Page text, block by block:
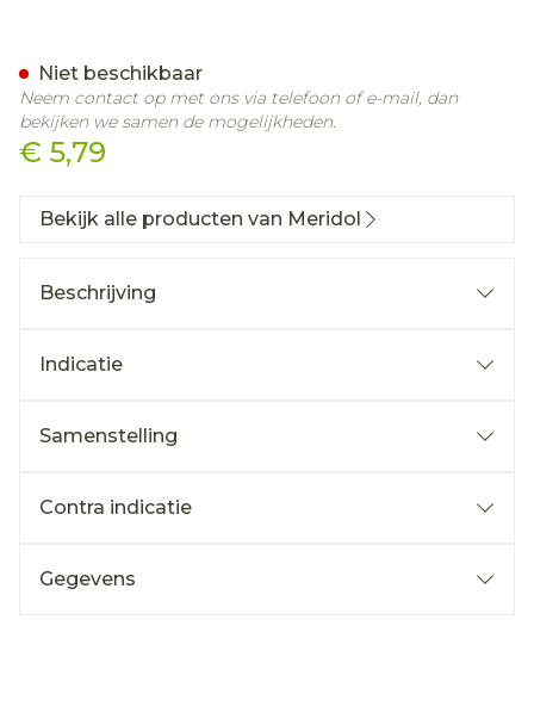
€ 5,79
Niet beschikbaar
Neem contact op met ons via telefoon of e-mail, dan
bekijken we samen de mogelijkheden.
Bekijk alle producten van Meridol
Beschrijving
Indicatie
Samenstelling
Contra indicatie
Gegevens